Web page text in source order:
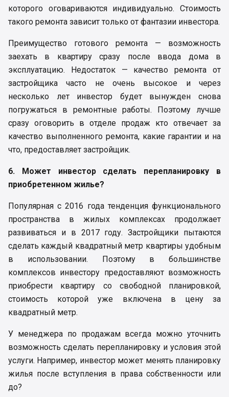
которого оговариваются индивидуально. Стоимость
такого ремонта зависит только от фантазии инвестора.
Преимущество готового ремонта — возможность
заехать в квартиру сразу после ввода дома в
эксплуатацию. Недостаток — качество ремонта от
застройщика часто не очень высокое и через
несколько лет инвестор будет вынужден снова
погружаться в ремонтные работы. Поэтому лучше
сразу оговорить в отделе продаж кто отвечает за
качество выполненного ремонта, какие гарантии и на
что, предоставляет застройщик.
6. Может инвестор сделать перепланировку в
приобретенном жилье?
Популярная с 2016 года тенденция функционального
пространства в жилых комплексах продолжает
развиваться и в 2017 году. Застройщики пытаются
сделать каждый квадратный метр квартиры удобным
в использовании. Поэтому в большинстве
комплексов инвестору предоставляют возможность
приобрести квартиру со свободной планировкой,
стоимость которой уже включена в цену за
квадратный метр.
У менеджера по продажам всегда можно уточнить
возможность сделать перепланировку и условия этой
услуги. Например, инвестор может менять планировку
жилья после вступления в права собственности или
до?